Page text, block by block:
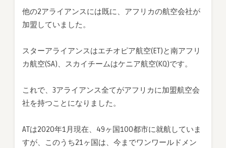
他の2アライアンスには既に、アフリカの航空会社が
加盟していました。
スターアライアンスはエチオピア航空(ET)と南アフリ
カ航空(SA)、スカイチームはケニア航空(KQ)です。
これで、3アライアンス全てがアフリカに加盟航空会
社を持つことになりました。
ATは2020年1月現在、49ヶ国100都市に就航していま
すが、このうち21ヶ国は、今までワンワールドメン